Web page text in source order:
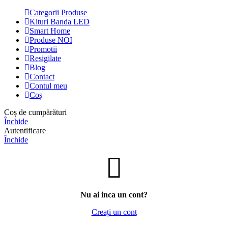
Categorii Produse
Kituri Banda LED
Smart Home
Produse NOI
Promotii
Resigilate
Blog
Contact
Contul meu
Coș
Coș de cumpărături
Închide
Autentificare
Închide
Nu ai inca un cont?
Creați un cont